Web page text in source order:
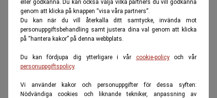
eller godkänna. Du kan också välja vilka partners du vill godkänna
genom att klicka på knappen “visa våra partners”.
Du kan när du vill återkalla ditt samtycke, invända mot
personuppgiftsbehandling samt justera dina val genom att klicka
på “hantera kakor” på denna webbplats.
Du kan fördjupa dig ytterligare i vår cookie-policyoch vår
personuppgiftspolicy.
Vi använder kakor och personuppgifter för dessa syften:
Nödvändiga cookies och liknande tekniker, anpassning av